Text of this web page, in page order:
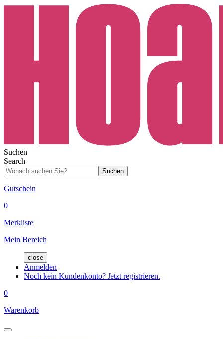
Suchen
Search
Suchen
Gutschein
0
Merkliste
Mein Bereich
close
Anmelden
Noch kein Kundenkonto? Jetzt registrieren.
0
Warenkorb